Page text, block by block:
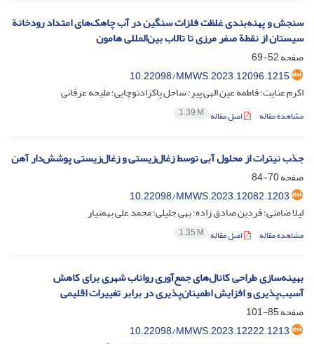
سنجش و پهنه‌بندی غلظت فلزات سنگین در آب چاهک‌های امتداد رودخانة
سیستان از نقطة صفر مرزی تا تالاب بین‌المللی هامون
صفحه52-69
10.22098/MMWS.2023.12096.1215
اکرم عنایت؛ فاطمه عین الهی پیر؛ ساحل پاکزادتوچایی؛ ملیحه عرفانی
مشاهده مقاله اصل مقاله 1.39 M
جذب نیترات از محلول آبی توسط زغال‌زیستی و زغال‌زیستی پوشش‌دار آهن
صفحه70-84
10.22098/MMWS.2023.12082.1203
لیلا ضامنی؛ فردین صادق زاده؛ بهی جلیلی؛ محمد علی بهمنیار
مشاهده مقاله اصل مقاله 1.35 M
بهینه‌سازی طراحی کانال‌های جمع‌آوری رواناب شهری برای کاهش
آسیب‌پذیری و افزایش اطمینان‌پذیری در برابر تغییرات اقلیمی
صفحه85-101
10.22098/MMWS.2023.12222.1213